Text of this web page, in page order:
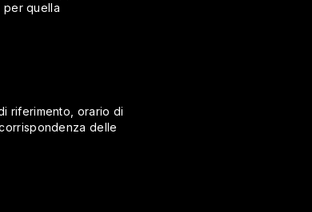
per quella
riferimento, orario di
delle